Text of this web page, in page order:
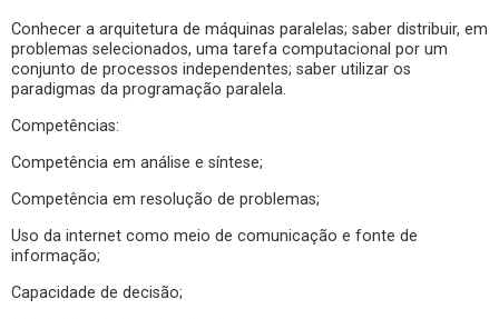
Conhecer a arquitetura de máquinas paralelas; saber distribuir, em
problemas selecionados, uma tarefa computacional por um
conjunto de processos independentes; saber utilizar os
paradigmas da programação paralela.
Competências:
Competência em análise e síntese;
Competência em resolução de problemas;
Uso da internet como meio de comunicação e fonte de
informação;
Capacidade de decisão;